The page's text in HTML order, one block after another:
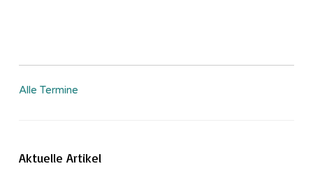
Alle Termine
Aktuelle Artikel